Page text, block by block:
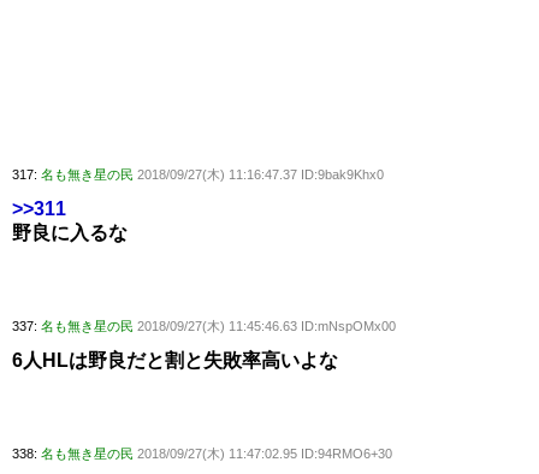
317: 名も無き星の民 2018/09/27(木) 11:16:47.37 ID:9bak9Khx0
>>311
野良に入るな
337: 名も無き星の民 2018/09/27(木) 11:45:46.63 ID:mNspOMx00
6人HLは野良だと割と失敗率高いよな
338: 名も無き星の民 2018/09/27(木) 11:47:02.95 ID:94RMO6+30